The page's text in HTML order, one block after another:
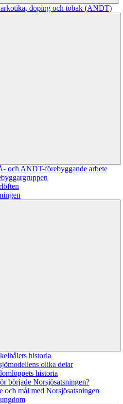
doping och tobak (ANDT)
och ANDT-förebyggande arbete
historia
olika delar
historia
började Norsjösatsningen?
och mål med Norsjösatsningen